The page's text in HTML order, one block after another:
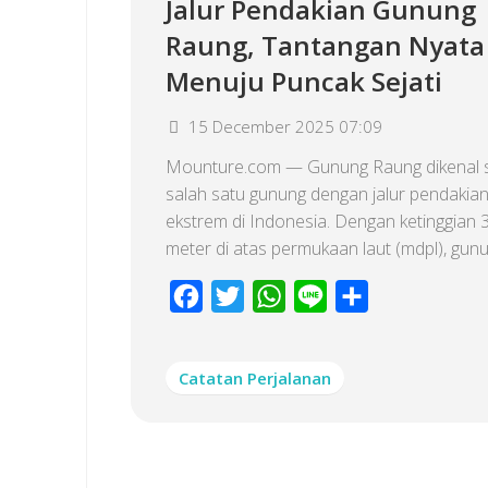
Jalur Pendakian Gunung
Raung, Tantangan Nyata
Menuju Puncak Sejati
15 December 2025 07:09
Mounture.com — Gunung Raung dikenal
salah satu gunung dengan jalur
ekstrem di Indonesia. Dengan ketinggian
meter di atas permukaan laut (mdpl),
Facebook
Twitter WhatsApp
Line
Catatan Perjalanan